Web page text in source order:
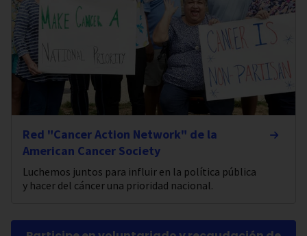
Red "Cancer Action Network" de la
American Cancer Society
Luchemos juntos para influir en la política pública
y hacer del cáncer una prioridad nacional.